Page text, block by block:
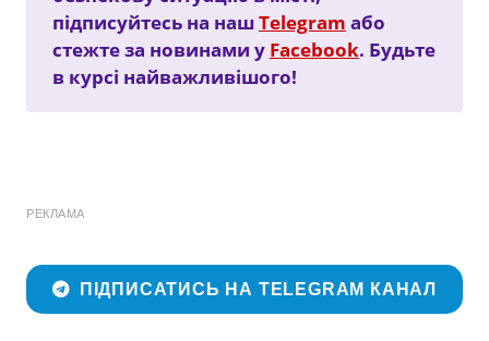
підписуйтесь на нашTelegram або
стежте за новинами у Facebook. Будьте
в курсі найважливішого!
РЕКЛАМА
ПІДПИСАТИСЬ НА TELEGRAM КАНАЛ